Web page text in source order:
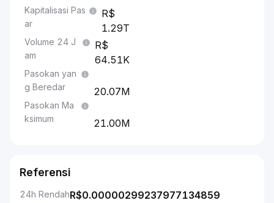
Kapitalisasi Pas
ar
1.29T
Volume 24 J
am
64.51K
Pasokan yan
g Beredar
20.07M
Pasokan Ma
ksimum
21.00M
Referensi
24h RendahR$0.00000299237977134859